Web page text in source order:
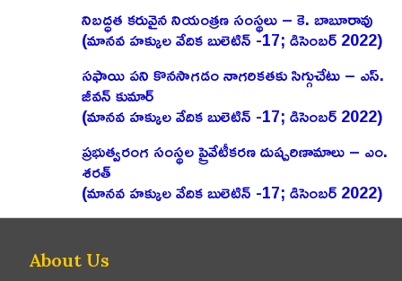
నిబద్ధత కరువైన నియంత్రణ సంస్థలు – కె. బాబూరావు
(మానవ హక్కుల వేదిక బులెటిన్ -17; డిసెంబర్ 2022)
సఫాయి పని కొనసాగడం నాగరికతకు సిగ్గుచేటు – ఎస్‌.
జీవన్‌ కుమార్‌
(మానవ హక్కుల వేదిక బులెటిన్ -17; డిసెంబర్ 2022)
ప్రభుత్వరంగ సంస్థల ప్రైవేటీకరణ దుష్పరిణామాలు – ఎం.
శరత్‌
(మానవ హక్కుల వేదిక బులెటిన్ -17; డిసెంబర్ 2022)
About Us